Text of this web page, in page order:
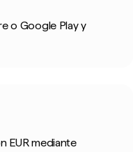
o Google Play y
EUR mediante